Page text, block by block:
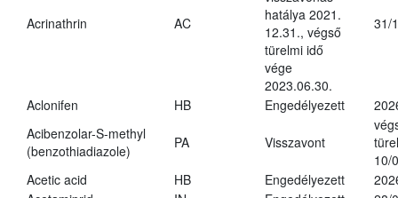
Acrinathrin AC
hatálya 2021.
12.31., végső
türelmi idő
vége
2023.06.30.
31/
Aclonifen HB Engedélyezett
Acibenzolar-S-methyl
(benzothiadiazole)
PA Visszavont
10/
Acetic acid
HB Engedélyezett